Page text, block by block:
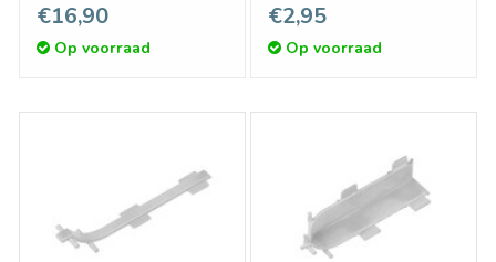
€16,90
Op voorraad
€2,95
Op voorraad